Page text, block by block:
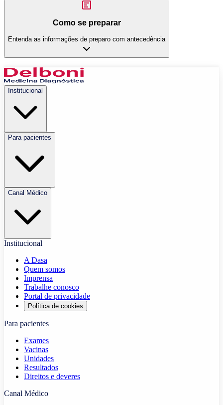
Como se preparar
Entenda as informações de preparo com antecedência
Institucional
Para pacientes
Canal Médico
Institucional
A Dasa
Quem somos
Imprensa
Trabalhe conosco
Portal de privacidade
Política de cookies
Para pacientes
Exames
Vacinas
Unidades
Resultados
Direitos e deveres
Canal Médico